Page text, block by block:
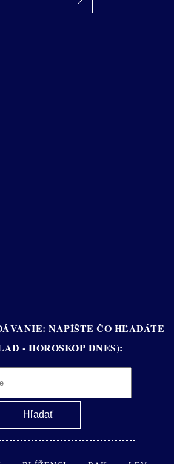
NAPÍŠTE ČO HĽADÁTE
- HOROSKOP DNES):